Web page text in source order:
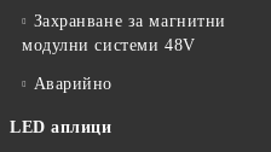
Захранване за магнитни
модулни системи 48V
Аварийно
LED аплици